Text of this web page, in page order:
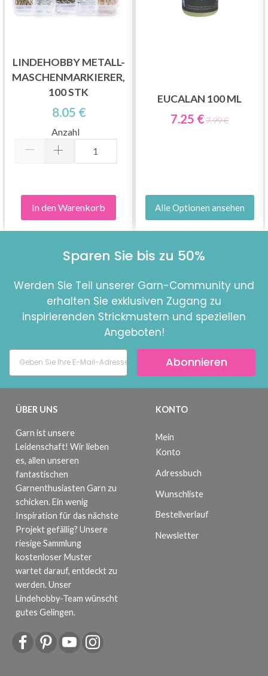
LINDEHOBBY METALL-
MASCHENMARKIERER,
100 STK
8.05 €
Anzahl
In den Warenkorb
EUCALAN 100 ML
7.25 €7.99 €
Alle Optionen ansehen
Sparen Sie bis zu 50%
Werden Sie Teil unserer Garn-Community und
erhalten Sie exklusiven Zugang zu
inspirierenden Strickmustern und speziellen
Angeboten!
Abonnieren
ÜBER UNS
Garn ist unsere
Leidenschaft! Wir lieben
es, allen unseren
fantastischen
Garnenthusiasten Garn zu
schicken. Ein wenig
Inspiration für das nächste
Projekt gefällig? Unsere
riesige Sammlung
kostenloser Muster
wartet darauf, entdeckt zu
werden. Unser
Lindehobby-Team wünscht
gutes Gelingen.
KONTO
Mein
Konto
Adressbuch
Wunschliste
Bestellverlauf
Newsletter